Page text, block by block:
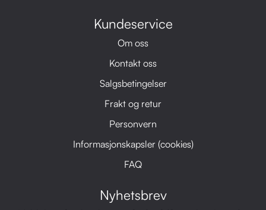
Kundeservice
Om oss
Kontakt oss
Salgsbetingelser
Frakt og retur
Personvern
Informasjonskapsler (cookies)
FAQ
Nyhetsbrev